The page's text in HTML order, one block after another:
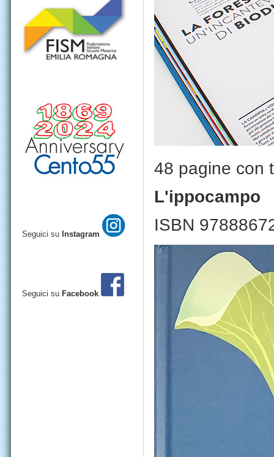
48 pagine con
L'ippocampo
ISBN
Seguici su Instagram
Seguici su Facebook